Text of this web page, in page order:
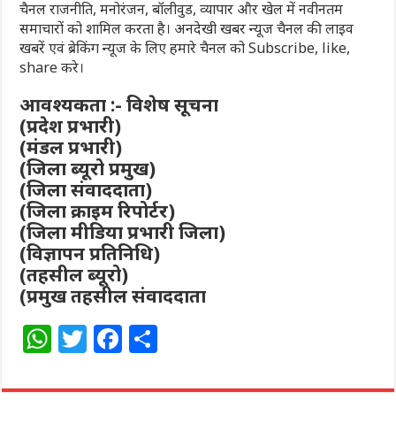
चैनल राजनीति, मनोरंजन, बॉलीवुड, व्यापार और खेल में नवीनतम
समाचारों को शामिल करता है। अनदेखी खबर न्यूज चैनल की लाइव
खबरें एवं ब्रेकिंग न्यूज के लिए हमारे चैनल को Subscribe, like,
share करे।
आवश्यकता :- विशेष सूचना
(प्रदेश प्रभारी)
(मंडल प्रभारी)
(जिला ब्यूरो प्रमुख)
(जिला संवाददाता)
(जिला क्राइम रिपोर्टर)
(जिला मीडिया प्रभारी जिला)
(विज्ञापन प्रतिनिधि)
(तहसील ब्यूरो)
(प्रमुख तहसील संवाददाता
W
at
T
itt
F
c ar